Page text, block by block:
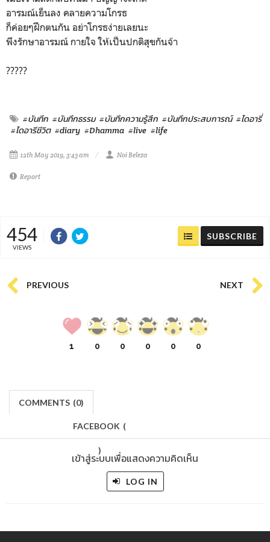
อารมณ์เย็นลง คลายความโกรธ
ก็ค่อยๆฝึกตนกัน อย่าโกรธง่ายเลยนะ
พึงรักษาอารมณ์ กายใจ ให้เป็นปกติสุขกันจ้า
?????
#บันทึก #บันทึกธรรม #บันทึกความรู้สึก #บันทึกประสบการณ์ #ไดอารี่
#ไดอารีชีวิต #diary #Dhamma #live #life
12th May 2019, 3:43 am Noi Beleza
Report
454
VIEWS
SUBSCRIBE
PREVIOUS NEXT
1 0 0 0 0 0
COMMENTS (0)
FACEBOOK (
)
เข้าสู่ระบบเพื่อแสดงความคิดเห็น
LOG IN